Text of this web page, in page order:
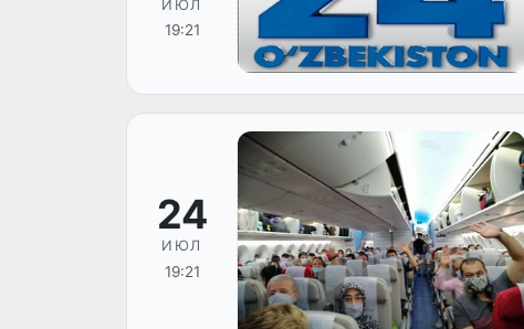
ИЮЛ
19:21
24
ИЮЛ
19:21